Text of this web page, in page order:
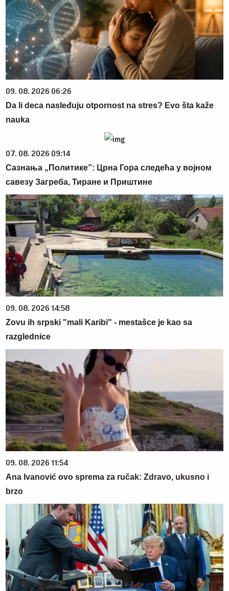
09. 08. 2026 06:26
Da li deca nasleđuju otpornost na stres? Evo šta kaže
nauka
07. 08. 2026 09:14
Сазнања „Политике”: Црна Гора следећа у војном
савезу Загреба, Тиране и Приштине
09. 08. 2026 14:58
Zovu ih srpski "mali Karibi" - mestašce je kao sa
razglednice
09. 08. 2026 11:54
Ana Ivanović ovo sprema za ručak: Zdravo, ukusno i
brzo